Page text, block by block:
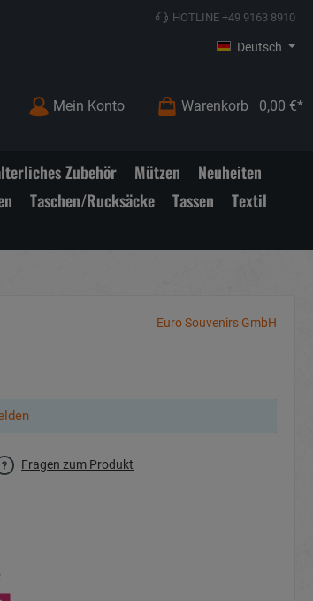
HOTLINE +49 9163 8910
Deutsch
Mein Konto Warenkorb 0,00 €*
Zubehör Mützen
Neuheiten
Taschen/Rucksäcke Tassen
Textil
Euro Souvenirs GmbH
Fragen zum Produkt